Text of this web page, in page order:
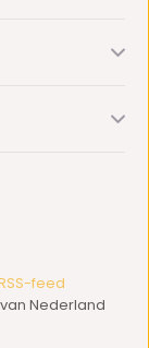
feed
Nederland